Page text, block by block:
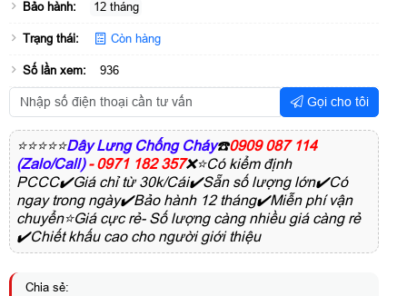
Bảo hành: 12 tháng
Trạng thái: Còn hàng
Số lần xem: 936
Gọi cho tôi
⭐⭐⭐⭐⭐Dây Lưng Chống Cháy☎️0909 087 114
(Zalo/Call)- 0971 182 357❌⭐Có kiểm định
PCCC✔️Giá chỉ từ 30k/Cái✔️Sẵn số lượng lớn✔️Có
ngay trong ngày✔️Bảo hành 12 tháng✔️Miễn phí vận
chuyển⭐Giá cực rẻ- Số lượng càng nhiều giá càng rẻ
✔️Chiết khấu cao cho người giới thiệu
Chia sẻ: